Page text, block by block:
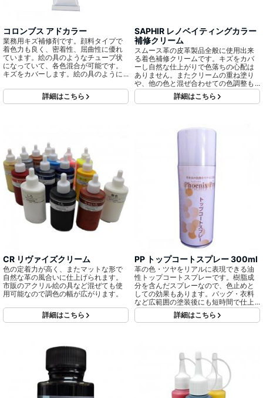
コロンブス アドカラー
業務用キズ補修剤です。顔料タイプで
着色力も良く、密着性、屈曲性に優れ
ています。絵の具のようなチューブ状
になっていて、各色混合が可能です。
キズをカバーします。絵の具のように
詳細はこちら
SAPHIR レノベイティングカラー
補修クリーム
スムース革の皮革製品全般に使用出来
る着色補修クリームです。キズをカバ
ーし自然な仕上がりで色落ちの心配は
ありません。またクリームの重ね塗り
や、他の色と混ぜ合わせての色調整も
可能です。
詳細はこちら
CR リヴァイズクリーム
色の定着力が高く、またマットな形で
自然な革の風合いに仕上げられます。
市販のアクリル絵の具など混ぜても使
用可能なので調色の幅が広がります。
詳細はこちら
PP トップコートスプレー 300ml
革の色・ツヤをリアルに表現できる油
性トップコートスプレーです。樹脂成
分を含んだスプレーなので、色止めと
しての効果もあります。バッグ・衣料
など広範囲の塗装後にも短時間で仕上
げできます。
詳細はこちら